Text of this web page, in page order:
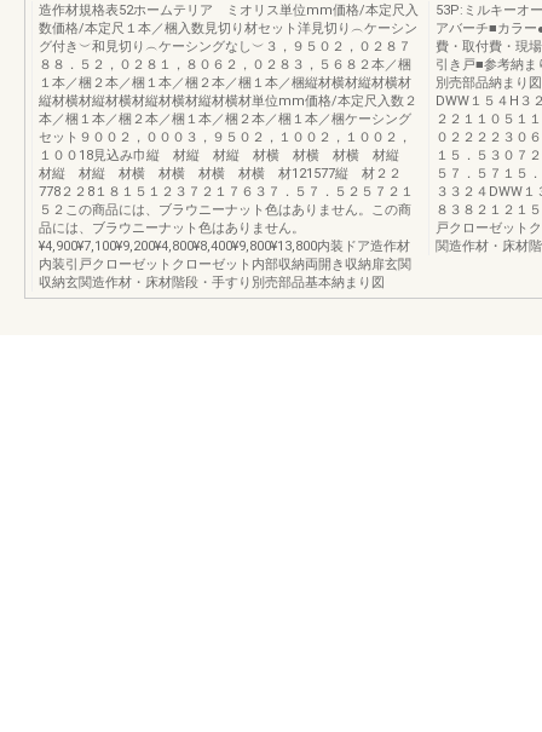
造作材規格表52ホームテリア ミオリス単位mm価格/本定尺入
数価格/本定尺１本／梱入数見切り材セット洋見切り︵ケーシン
グ付き︶和見切り︵ケーシングなし︶３，９５０２，０２８７
８８．５２，０２８１，８０６２，０２８３，５６８２本／梱
１本／梱２本／梱１本／梱２本／梱１本／梱縦材横材縦材横材
縦材横材縦材横材縦材横材縦材横材単位mm価格/本定尺入数２
本／梱１本／梱２本／梱１本／梱２本／梱１本／梱ケーシング
セット９００２，０００３，９５０２，１００２，１００２，
１００18見込み巾縦 材縦 材縦 材横 材横 材横 材縦
材縦 材縦 材横 材横 材横 材横 材121577縦 材２２
778２２8１８１５１２３７２１７６３７．５７．５２５７２１
５２この商品には、ブラウニーナット色はありません。この商
品には、ブラウニーナット色はありません。
¥4,900¥7,100¥9,200¥4,800¥8,400¥9,800¥13,800内装ドア造作材
内装引戸クローゼットクローゼット内部収納両開き収納扉玄関
収納玄関造作材・床材階段・手すり別売部品基本納まり図
53P:ミルキーオ
アバーチ■カラ
費・取付費・現
引き戸■参考納ま
別売部品納まり
DWW１５４H３
２２１１０５１
０２２２２３０
１５．５３０７
５７．５７１５
３３２４DWW
８３８２１２１
戸クローゼット
関造作材・床材